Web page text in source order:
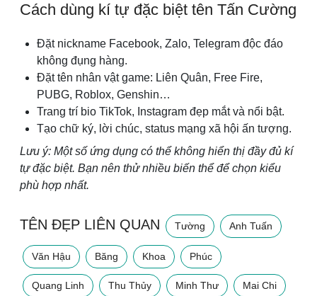
Cách dùng kí tự đặc biệt tên Tấn Cường
Đặt nickname Facebook, Zalo, Telegram độc đáo
không đụng hàng.
Đặt tên nhân vật game: Liên Quân, Free Fire,
PUBG, Roblox, Genshin…
Trang trí bio TikTok, Instagram đẹp mắt và nổi bật.
Tạo chữ ký, lời chúc, status mạng xã hội ấn tượng.
Lưu ý: Một số ứng dụng có thể không hiển thị đầy đủ kí
tự đặc biệt. Bạn nên thử nhiều biến thể để chọn kiểu
phù hợp nhất.
TÊN ĐẸP LIÊN QUAN Tường Anh Tuấn
Văn Hậu Băng Khoa Phúc
Quang Linh Thu Thủy Minh Thư Mai Chi